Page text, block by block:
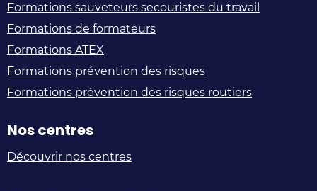
Formations sauveteurs secouristes du travail
Formations de formateurs
Formations ATEX
Formations prévention des risques
Formations prévention des risques routiers
Nos centres
Découvrir nos centres